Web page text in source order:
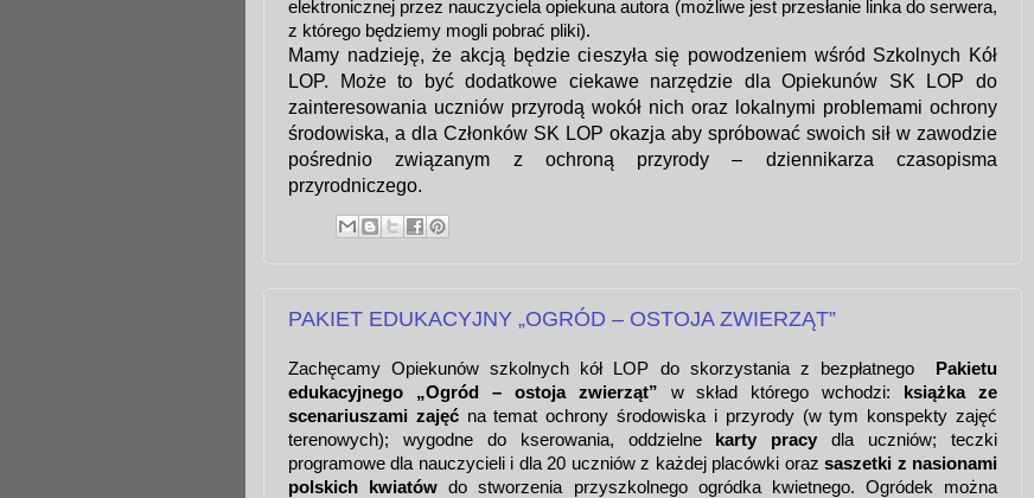
elektronicznej przez nauczyciela opiekuna autora (możliwe jest przesłanie linka do serwera,
z którego będziemy mogli pobrać pliki).
Mamy nadzieję, że akcją będzie cieszyła się powodzeniem wśród Szkolnych Kół
LOP. Może to być dodatkowe ciekawe narzędzie dla Opiekunów SK LOP do
zainteresowania uczniów przyrodą wokół nich oraz lokalnymi problemami ochrony
środowiska, a dla Członków SK LOP okazja aby spróbować swoich sił w zawodzie
pośrednio związanym z ochroną przyrody – dziennikarza czasopisma
przyrodniczego.
PAKIET EDUKACYJNY „OGRÓD – OSTOJA ZWIERZĄT”
Zachęcamy Opiekunów szkolnych kół LOP do skorzystania z bezpłatnego Pakietu
edukacyjnego „Ogród – ostoja zwierząt” w skład którego wchodzi: książka ze
scenariuszami zajęćna temat ochrony środowiska i przyrody (w tym konspekty zajęć
terenowych); wygodne do kserowania, oddzielne karty pracy dla uczniów; teczki
programowe dla nauczycieli i dla 20 uczniów z każdej placówki orazsaszetki z nasionami
polskich kwiatów do stworzenia przyszkolnego ogródka kwietnego. Ogródek można